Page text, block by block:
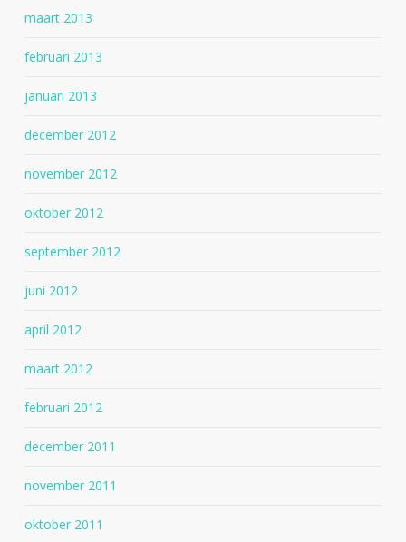
maart 2013
februari 2013
januari 2013
december 2012
november 2012
oktober 2012
september 2012
juni 2012
april 2012
maart 2012
februari 2012
december 2011
november 2011
oktober 2011